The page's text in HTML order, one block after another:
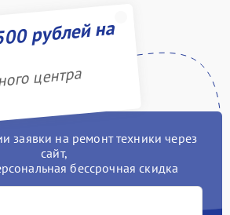
рублей на
центра
заявки на ремонт техники через
сайт,
бессрочная скидка